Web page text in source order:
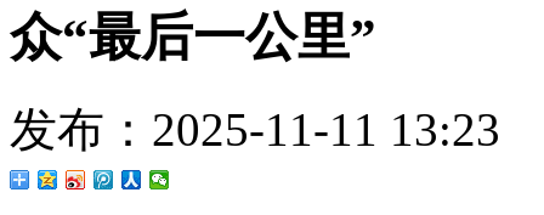
众“最后一公里”
发布：2025-11-11